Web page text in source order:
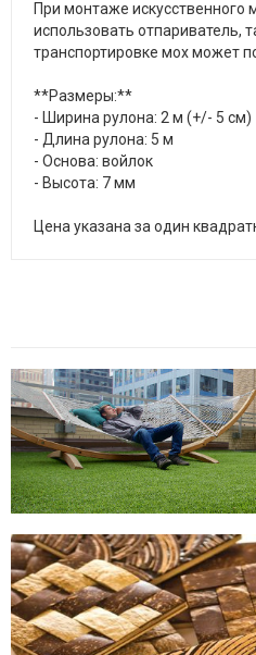
При монтаже искусственного
использовать отпариватель,
транспортировке мох может
**Размеры:**
- Ширина рулона: 2 м (+/- 5 см)
- Длина рулона: 5 м
- Основа: войлок
- Высота: 7 мм
Цена указана за один